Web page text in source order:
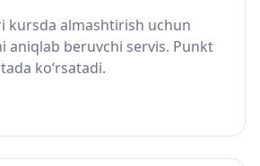
kursda almashtirish uchun
aniqlab beruvchi servis. Punkt
ko‘rsatadi.